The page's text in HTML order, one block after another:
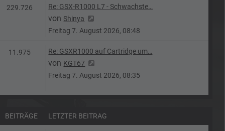
229.726 BeiträgeLetzter Beitrag
Re: GSX-R1000 L7 - Schwachste…
vonShinya
Freitag 7. August 2026, 08:48
11.975 BeiträgeLetzter Beitrag
Re: GSXR1000 auf Cartridge um…
von KGT67
Freitag 7. August 2026, 08:35
BEITRÄGE LETZTER BEITRAG